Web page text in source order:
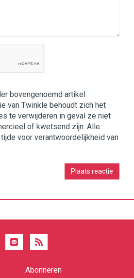
bovengenoemd artikel
van Twinkle behoudt zich het
te verwijderen in geval ze niet
of kwetsend zijn. Alle
voor verantwoordelijkheid van
Abonneren